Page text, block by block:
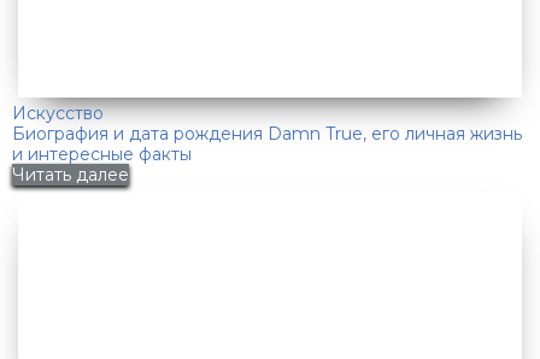
Искусство
Биография и дата рождения Damn True, его личная жизнь
и интересные факты
Читать далее